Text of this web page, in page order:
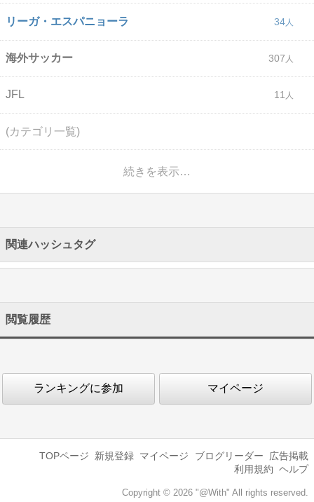
リーガ・エスパニョーラ 34
海外サッカー 307
JFL 11
(カテゴリ一覧)
続きを表示…
関連ハッシュタグ
閲覧履歴
ランキングに参加 マイページ
TOPページ 新規登録 マイページ ブログリーダー
広告掲載
利用規約 ヘルプ
Copyright © 2026 "@With" All rights reserved.